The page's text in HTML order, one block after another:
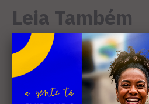
Leia Também
em